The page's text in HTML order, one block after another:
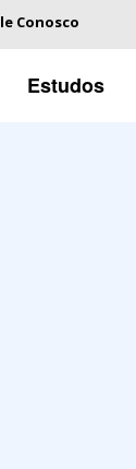
Conosco
Estudos